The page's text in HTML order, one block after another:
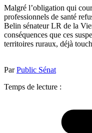
Malgré l’obligation qui
professionnels de santé
Belin sénateur LR de la
conséquences que ces
territoires ruraux, déjà
ParPublic Sénat
Temps de lecture :